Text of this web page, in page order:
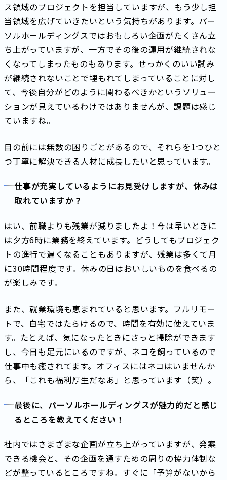
ス領域のプロジェクトを担当していますが、もう少し担
当領域を広げていきたいという気持ちがあります。パー
ソルホールディングスではおもしろい企画がたくさん立
ち上がっていますが、一方でその後の運用が継続されな
くなってしまったものもあります。せっかくのいい試み
が継続されないことで埋もれてしまっていることに対し
て、今後自分がどのように関わるべきかというソリュー
ションが見えているわけではありませんが、課題は感じ
ていますね。
目の前には無数の困りごとがあるので、それらを1つひと
つ丁寧に解決できる人材に成長したいと思っています。
仕事が充実しているようにお見受けしますが、休みは
取れていますか？
はい、前職よりも残業が減りましたよ！今は早いときに
は夕方6時に業務を終えています。どうしてもプロジェク
トの進行で遅くなることもありますが、残業は多くて月
に30時間程度です。休みの日はおいしいものを食べるの
が楽しみです。
また、就業環境も恵まれていると思います。フルリモー
トで、自宅ではたらけるので、時間を有効に使えていま
す。たとえば、気になったときにさっと掃除ができます
し、今日も足元にいるのですが、ネコを飼っているので
仕事中も癒されてます。オフィスにはネコはいませんか
ら、「これも福利厚生だなあ」と思っています（笑）。
最後に、パーソルホールディングスが魅力的だと感じ
るところを教えてください！
社内ではさまざまな企画が立ち上がっていますが、発案
できる機会と、その企画を通すための周りの協力体制な
どが整っているところですね。すぐに「予算がないから